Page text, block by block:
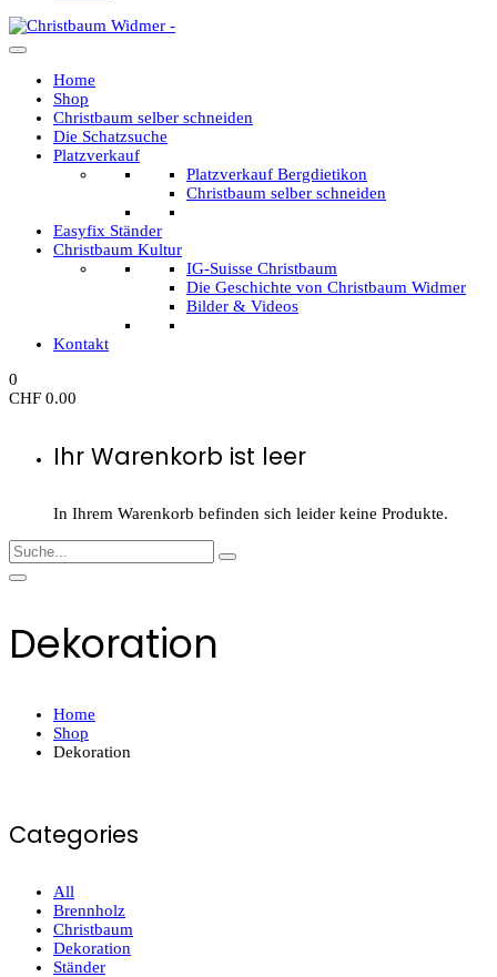
Home
Shop
Christbaum selber schneiden
Die Schatzsuche
Platzverkauf
Platzverkauf Bergdietikon
Christbaum selber schneiden
Easyfix Ständer
Christbaum Kultur
IG-Suisse Christbaum
Die Geschichte von Christbaum Widmer
Bilder & Videos
Kontakt
0
CHF 0.00
Ihr Warenkorb ist leer
In Ihrem Warenkorb befinden sich leider keine Produkte.
Dekoration
Home
Shop
Dekoration
Categories
All
Brennholz
Christbaum
Dekoration
Ständer